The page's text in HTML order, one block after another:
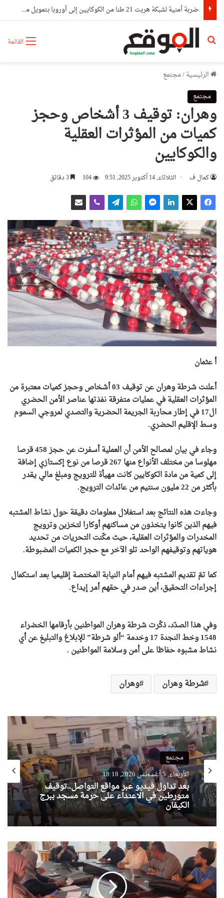
ضربة أمنية لشبكة هربت 21 طنا من الكوكايين إلى أوروبا بتمويل من مستثمرين في الإمارات
القائمة بحث عن
الرئيسية/مجتمع
مجتمع
وهران: توقيف 3 أشخاص وحجز
كميات من المؤثرات العقلية
والكوكايين
كمال ف الثلاثاء, 14 أكتوبر 2025, 9:51 104
أ عثمان
أعلنت شرطة وهران عن توقيف 03 أشخاص وحجز كميات معتبرة من
المؤثرات العقلية في عمليات متفرقة نفذتها عناصر الأمن الحضري
ال17 في إطار محاربة الجريمة الحضرية والتصدي لمروجي السموم
وسط الإقليم الحضري.
وجاء في بيان لمصالح الأمن أن العملية أسفرت عن حجز 458 قرصا
مهلوسا من مختلف الأنواع منها 267 قرصا من نوع إكستازي إضافة
إلى كمية من مادة الكوكايين كانت مهيأة للترويج ومبلغ مالي يقدر
بأكثر من 22 مليون سنتيم من عائدات الترويج.
وجاءت هذه النتائج بعد استغلال معلومات دقيقة حول نشاط المشتبه
فيهم الذين كانوا يتخذون من مساكنهم أوكارا لتخزين وترويج
المخدرات والمؤثرات العقلية، حيث مكّنت التحريات من تحديد
هوياتهم وتوقيفهم الواحد تلو الآخر مع حجز الكميات المضبوطة.
كما تمّ تقديم المشتبه فيهم أمام النيابة المختصة إقليميا بعد استكمال
إجراءات التحقيق، أين صدر في حقهم أمر إيداع.
وفي هذا الصدّد، ذكّرت شرطة وهران المواطنين بأرقامها الخضراء
1548 وخط النجدة 17 وخدمة “ألو شرطة” للإبلاغ والتبليغ عن أي
نشاط مشبوه حفاظا على أمن وسلامة المواطنين .
شرطة وهران وهران
مجتمع
الأربعاء, 5 أغسطس 2026, 18:18
بعد تداول فيديو عبر مواقع التواصل..توقيف
متورطين في الاعتداء على حرمة مسجد ببرج
الكيفان
وهران:
عرض
مشروع
مبتكر
لمؤسسة